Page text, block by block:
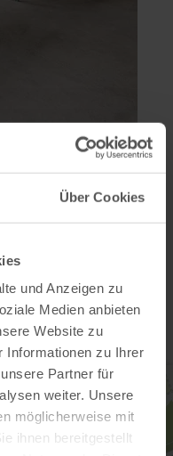
Über Cookies
und Anzeigen zu
Medien anbieten
Website zu
Informationen zu Ihrer
Partner für
weiter. Unsere
möglicherweise mit
ihnen bereitgestellt